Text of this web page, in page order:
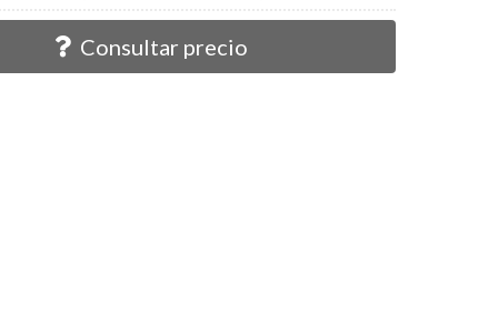
Consultar precio